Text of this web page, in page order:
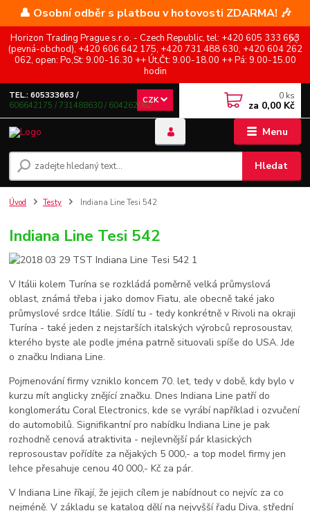
👤 Osobní odběr s platbou v hotovosti ZDARMA! 🎶
Horizon Trading Prague s.r.o. - Czech Republic, tel: +420 605 333 663
(pevná-obchod), +420 606 642 175, +420 731 488 630, +420 604 262
062, open: Po,St: 9.00-16.30 ++ Út,Čt: 9.00-18.00 ++ Pá: 9.00-15.00
hodin
Menu
CZK
Hledat
TEL.: 605333663 /
606642175 / 731488630 / 604262062
0 ks
za 0,00 Kč
Úvod Testy Indiana Line Tesi 542
Indiana Line Tesi 542
V Itálii kolem Turína se rozkládá poměrně velká průmyslová
oblast, známá třeba i jako domov Fiatu, ale obecně také jako
průmyslové srdce Itálie. Sídlí tu - tedy konkrétně v Rivoli na okraji
Turína - také jeden z nejstarších italských výrobců reprosoustav,
kterého byste ale podle jména patrně situovali spíše do USA. Jde
o značku Indiana Line.
Pojmenování firmy vzniklo koncem 70. let, tedy v době, kdy bylo v
kurzu mít anglicky znějící značku. Dnes Indiana Line patří do
konglomerátu Coral Electronics, kde se vyrábí například i ozvučení
do automobilů. Signifikantní pro nabídku Indiana Line je pak
rozhodně cenová atraktivita - nejlevnější pár klasických
reprosoustav pořídíte za nějakých 5 000,- a top model firmy jen
lehce přesahuje cenou 40 000,- Kč za pár.
V Indiana Line říkají, že jejich cílem je nabídnout co nejvíc za co
nejméně. V základu se katalog dělí na nejvyšší řadu Diva, střední